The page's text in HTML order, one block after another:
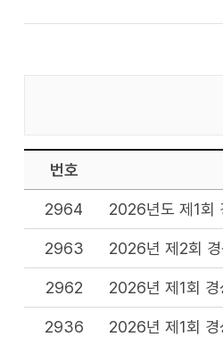
번호
2964 2026년도 제1회
2963 2026년 제2회 경
2962 2026년 제1회 경
2936 2026년 제1회 경